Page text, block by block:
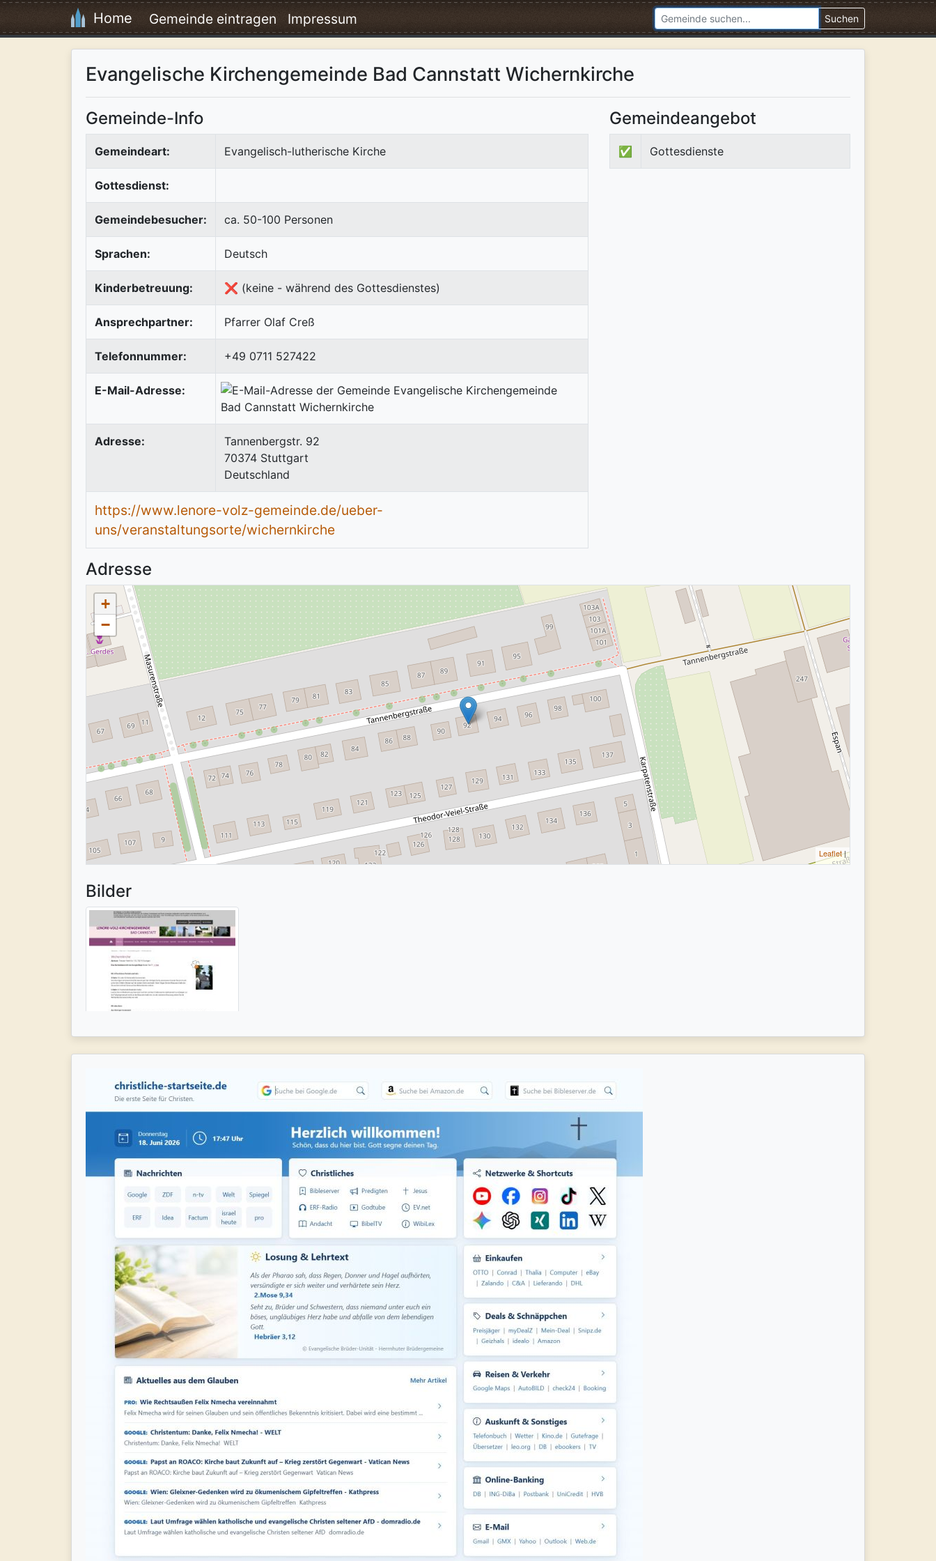
Home Gemeinde eintragen Impressum Suchen
Evangelische Kirchengemeinde Bad Cannstatt Wichernkirche
Gemeinde-Info
Gemeindeart: Evangelisch-lutherische Kirche
Gottesdienst:
Gemeindebesucher: ca. 50-100 Personen
Sprachen: Deutsch
Kinderbetreuung: ❌ (keine - während des Gottesdienstes)
Ansprechpartner: Pfarrer Olaf Creß
Telefonnummer: +49 0711 527422
E-Mail-Adresse:
Adresse:
Tannenbergstr. 92
70374 Stuttgart
Deutschland
https://www.lenore-volz-gemeinde.de/ueber-
uns/veranstaltungsorte/wichernkirche
Gemeindeangebot
✅ Gottesdienste
Adresse
+
−
Leaflet|
Bilder